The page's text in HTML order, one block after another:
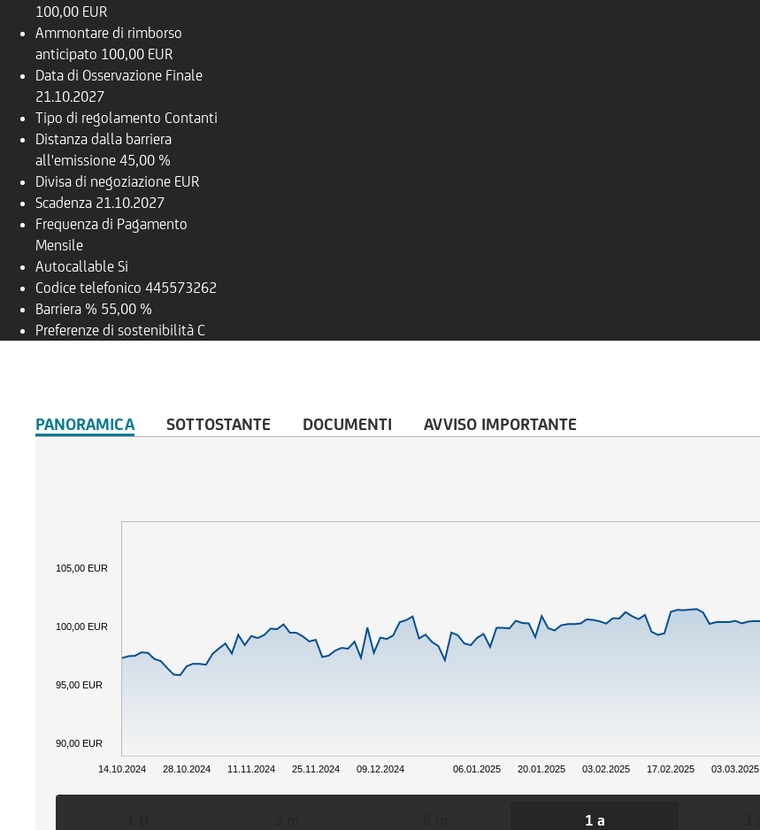
100,00 EUR
Ammontare di rimborso
anticipato 100,00 EUR
Data di Osservazione Finale
21.10.2027
Tipo di regolamento Contanti
Distanza dalla barriera
all'emissione 45,00 %
Divisa di negoziazione EUR
Scadenza 21.10.2027
Frequenza di Pagamento
Mensile
Autocallable Si
Codice telefonico 445573262
Barriera % 55,00 %
Preferenze di sostenibilità C
PANORAMICA SOTTOSTANTE DOCUMENTI AVVISO IMPORTANTE
14.10.2024 28.10.2024 11.11.2024 25.11.2024 09.12.2024 06.01.2025 20.01.2025 03.02.2025 17.02.2025 03.03.2025
90,00 EUR
95,00 EUR
100,00 EUR
105,00 EUR
1 a